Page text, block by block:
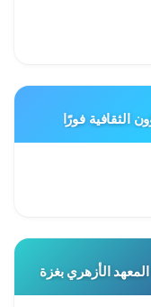
الثقافية فورًا
الأزهري بغزة